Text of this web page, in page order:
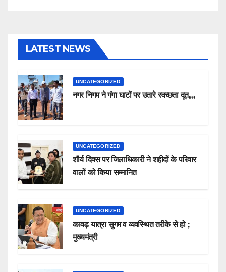
LATEST NEWS
UNCATEGORIZED
नगर निगम ने गंगा घाटों पर उतारे स्वच्छता दूत,,,,
UNCATEGORIZED
शौर्य दिवस पर जिलाधिकारी ने शहीदों के परिवार
वालों को किया सम्मानित
UNCATEGORIZED
कावड़ यात्रा सुगम व व्यवस्थित तरीके से हो ;
मुख्यमंत्री